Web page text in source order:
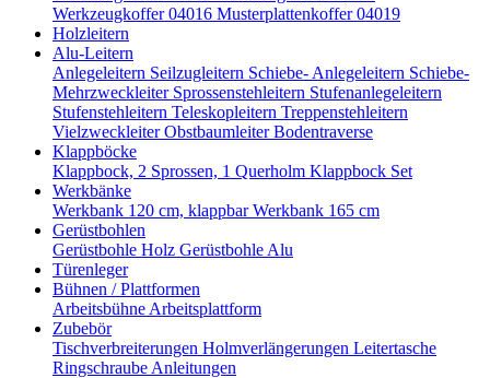
Werkzeugkoffer 04016 Musterplattenkoffer 04019
Holzleitern
Alu-Leitern
Anlegeleitern Seilzugleitern Schiebe- Anlegeleitern Schiebe-
Mehrzweckleiter Sprossenstehleitern Stufenanlegeleitern
Stufenstehleitern Teleskopleitern Treppenstehleitern
VielzweckleiterObstbaumleiterBodentraverse
Klappböcke
Klappbock, 2 Sprossen, 1 Querholm Klappbock Set
Werkbänke
Werkbank 120 cm, klappbarWerkbank 165 cm
Gerüstbohlen
Gerüstbohle Holz Gerüstbohle Alu
Türenleger
Bühnen / Plattformen
Arbeitsbühne Arbeitsplattform
Zubebör
Tischverbreiterungen Holmverlängerungen Leitertasche
Ringschraube Anleitungen